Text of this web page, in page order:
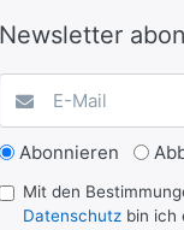
Newsletter
Abonnieren
Mit den
Datenschutzbin ich